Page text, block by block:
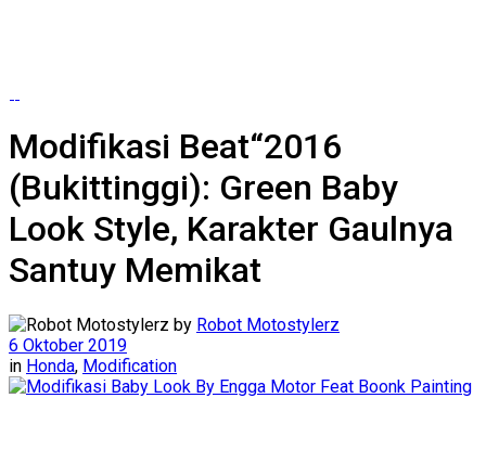
Modifikasi Beat“2016
(Bukittinggi): Green Baby
Look Style, Karakter Gaulnya
Santuy Memikat
by Robot Motostylerz
6 Oktober 2019
in Honda, Modification